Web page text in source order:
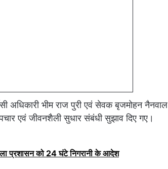
अधिकारी भीम राज पुरी एवं सेवक बृजमोहन नैनवाल
एवं जीवनशैली सुधार संबंधी सुझाव दिए गए।
प्रशासन को 24 घंटे निगरानी के आदेश